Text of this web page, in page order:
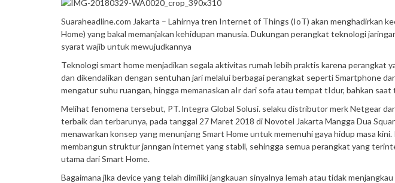
Suaraheadline.com Jakarta – Lahirnya tren Internet of Things (IoT) akan menghadirkan
Home) yang bakal memanjakan kehidupan manusia. Dukungan perangkat teknologi
syarat wajib untuk mewujudkannya
Teknologi smart home menjadikan segala aktivitas rumah lebih praktis karena perangkat
dan dikendalikan dengan sentuhan jari melalui berbagai perangkat seperti Smartphone
mengatur suhu ruangan, hingga memanaskan aIr dari sofa atau tempat tIdur, bahkan saat
Melihat fenomena tersebut, PT. lntegra Global Solusi. selaku distributor merk Netgear
terbaik dan terbarunya, pada tanggal 27 Maret 2018 di Novotel Jakarta Mangga Dua
menawarkan konsep yang menunjang Smart Home untuk memenuhi gaya hidup masa
membangun struktur janngan internet yang stabll, sehingga semua perangkat yang
utama dari Smart Home.
Bagaimana jlka device yang telah dimiliki jangkauan sinyalnya lemah atau tidak